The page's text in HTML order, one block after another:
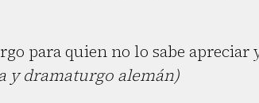
para quien no lo sabe apreciar
y dramaturgo alemán)